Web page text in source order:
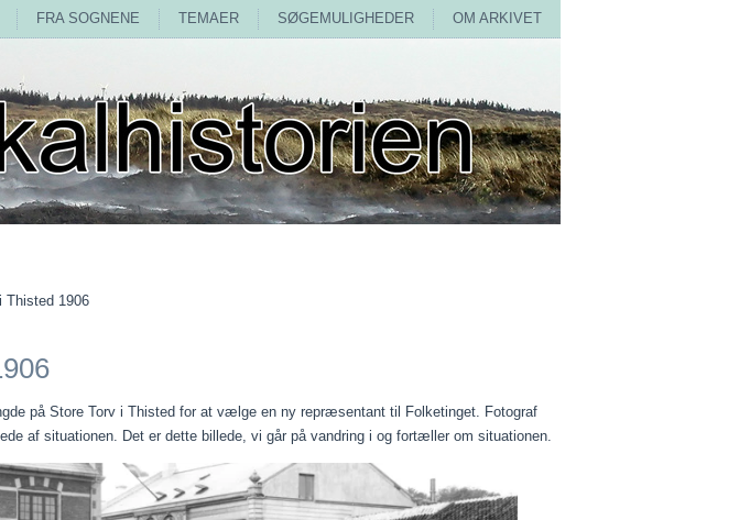
FRA SOGNENE TEMAER SØGEMULIGHEDER OM ARKIVET
Thisted 1906
på Store Torv i Thisted for at vælge en ny repræsentant til Folketinget. Fotograf
af situationen. Det er dette billede, vi går på vandring i og fortæller om situationen.